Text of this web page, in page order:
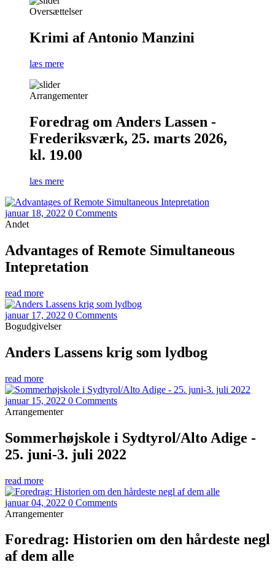
Oversættelser
Krimi af Antonio Manzini
læs mere
Arrangementer
Foredrag om Anders Lassen -
Frederiksværk, 25. marts 2026,
kl. 19.00
læs mere
januar 18, 2022 0 Comments
Andet
Advantages of Remote Simultaneous
Intepretation
read more
januar 17, 2022 0 Comments
Bogudgivelser
Anders Lassens krig som lydbog
read more
januar 15, 2022 0 Comments
Arrangementer
Sommerhøjskole i Sydtyrol/Alto Adige -
25. juni-3. juli 2022
read more
januar 04, 2022 0 Comments
Arrangementer
Foredrag: Historien om den hårdeste negl
af dem alle